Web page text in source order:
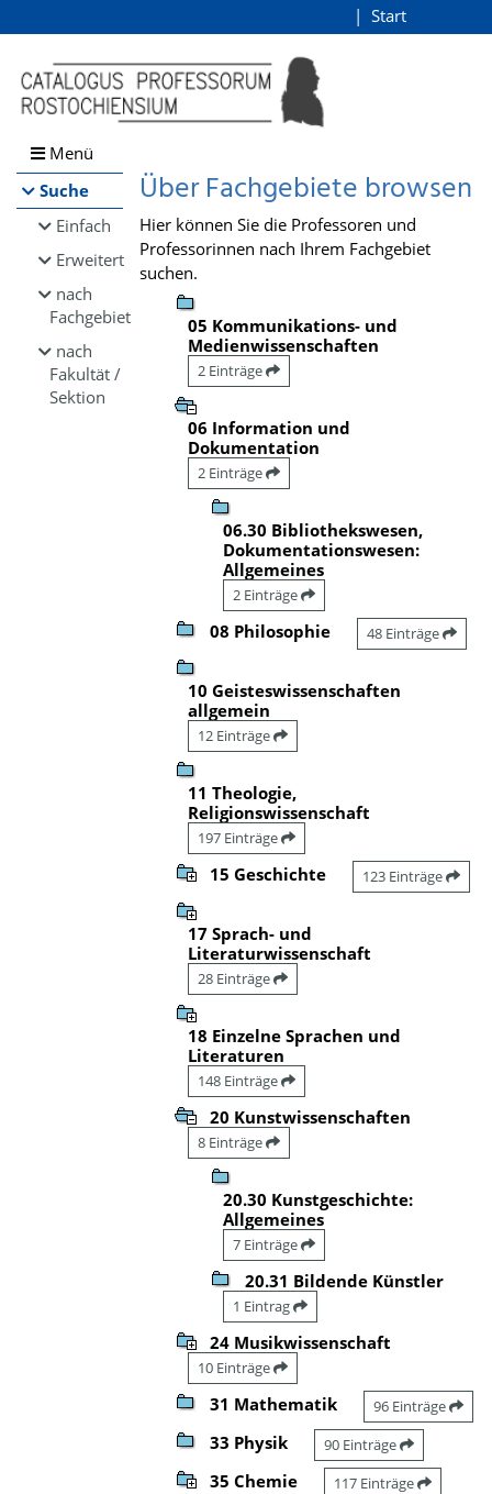
Browsen
direkt zum Inhalt
Start
Menü
Suche
Einfach
Erweitert
nach
Fachgebiet
nach
Fakultät /
Sektion
Über Fachgebiete browsen
Hier können Sie die Professoren und
Professorinnen nach Ihrem Fachgebiet
suchen.
05 Kommunikations- und
Medienwissenschaften
2 Einträge
06 Information und
Dokumentation
2 Einträge
06.30 Bibliothekswesen,
Dokumentationswesen:
Allgemeines
2 Einträge
08 Philosophie 48 Einträge
10 Geisteswissenschaften
allgemein
12 Einträge
11 Theologie,
Religionswissenschaft
197 Einträge
15 Geschichte 123 Einträge
17 Sprach- und
Literaturwissenschaft
28 Einträge
18 Einzelne Sprachen und
Literaturen
148 Einträge
20 Kunstwissenschaften
8 Einträge
20.30 Kunstgeschichte:
Allgemeines
7 Einträge
20.31 Bildende Künstler
1 Eintrag
24 Musikwissenschaft
10 Einträge
31 Mathematik 96 Einträge
33 Physik 90 Einträge
35 Chemie 117 Einträge